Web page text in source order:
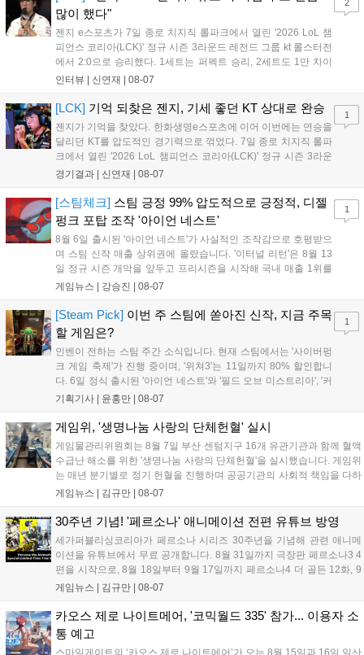
출시할 계획이다. 그라비티는 조인트벤처 설립과 라그나로크 에코 시스
템 구축을 통해 신성장 동력을 확보할 방침이다....
많이 했다"
젠지 e스포츠가 7일 종로 치지직 롤파크에서 열린 '2026 LoL 챔
피언스 코리아(LCK)' 정규 시즌 3라운드 레전드 그룹 kt 롤스터전
에서 2:0으로 승리했다. 1세트는 퍼펙트 승리, 2세트도 1만 차이
를 벌리며 25분 만에 승리하면서 말 그대로 압도적인 경기력을 선
하며 POM에 선정됐...
인터뷰 | 신연재 08-07
2
[LCK] 기억 되찾은 젠지, 기세 좋던 KT 상대로 완승
젠지가 기억을 찾았다. 한화생명e스포츠에 이어 이번에는 연승을
달리던 KT를 압도적인 경기력으로 꺾었다. 7일 종로 치지직 롤파
크에서 열린 '2026 LoL 챔피언스 코리아(LCK)' 정규 시즌 3라운
드 레전드 그룹, kt 롤스터와 젠지 e스포츠의 대결에서 젠지가 압
기억을 되찾기라도 한 듯 1,...
경기결과 | 신연재 08-07
1
[스팀체크] 스팀 긍정 99% 압도적으로 긍정적, 디젤
펑크 포탑 조작 '아이언 네스트'
8월 6일 출시된 '아이언 네스트'가 사실적인 조작감으로 호평받으
며 스팀 신작 매출 상위권에 올랐습니다. '이터널 리턴'은 8월 13
일 정규 시즌 개막을 앞두고 프리시즌을 시작해 국내 매출 1위를
기록했습니다. 25주년을 맞은 '고스트 리콘' 시리즈는 8월 6일 쇼
'마블 투혼: 파이팅 소울즈'와 레트로 수리 시뮬레이션 '리스토
리'도 스팀에 정식 출시되었습니다....
게임뉴스 | 강승진 08-07
1
[Steam Pick] 이번 주 스팀에 쏟아진 신작, 지금 주목
할 게임은?
인벤이 전하는 스팀 주간 소식입니다. 현재 스팀에서는 '사이버펑
크 게임 축제'가 진행 중이며, '위쳐3'는 11일까지 80% 할인합니
다. 6일 정식 출시된 '아이언 네스트'와 '필드 오브 미스트리아', '커
세어 코브'가 호평받고 있습니다. 한편, 7일 출시된 '마블 투혼'은
다. 유비소프트의 '고스트리콘: 와일드랜드'는 7년 만의 대규모 업
데이트 '라스트 라이츠'와 함께 95% 할인 중입니다....
기획기사 | 윤홍만 08-07
1
게임위, '생명나눔 사랑의 단체헌혈' 실시
게임물관리위원회는 8월 7일 부산 센텀지구 16개 유관기관과 함께 혈액
수급난 해소를 위한 '생명나눔 사랑의 단체헌혈'을 실시했습니다. 게임위
는 매년 분기별로 정기 헌혈을 진행하며 공공기관의 사회적 책임을 다하
고 있으며, 이번 행사에는 영화진흥위원회 등 14개 기관 임직원이 동참
따뜻한 실천에 참여한 모든 임직원에게 감사의 뜻을 전하며 헌혈 문화
확산에 앞장섰습니다....
게임뉴스 | 김규만 08-07
30주년 기념! '페르소나' 애니메이션 전편 유튜브 방영
세가퍼블리싱코리아가 페르소나 시리즈 30주년을 기념해 관련 애니메
이션을 유튜브에서 무료 공개합니다. 8월 31일까지 극장판 페르소나3 4
편을 시작으로, 8월 18일부터 9월 17일까지 페르소나4 더 골든 12화, 9
월 15일부터 10월 14일까지 페르소나5 시리즈가 순차 공개됩니다. 또한
영상 및 대형 전광판에 소개될 예정입니다....
게임뉴스 | 김규만 08-07
카오스 제로 나이트메어, '코믹월드 335' 참가... 이용자 소
통 예고